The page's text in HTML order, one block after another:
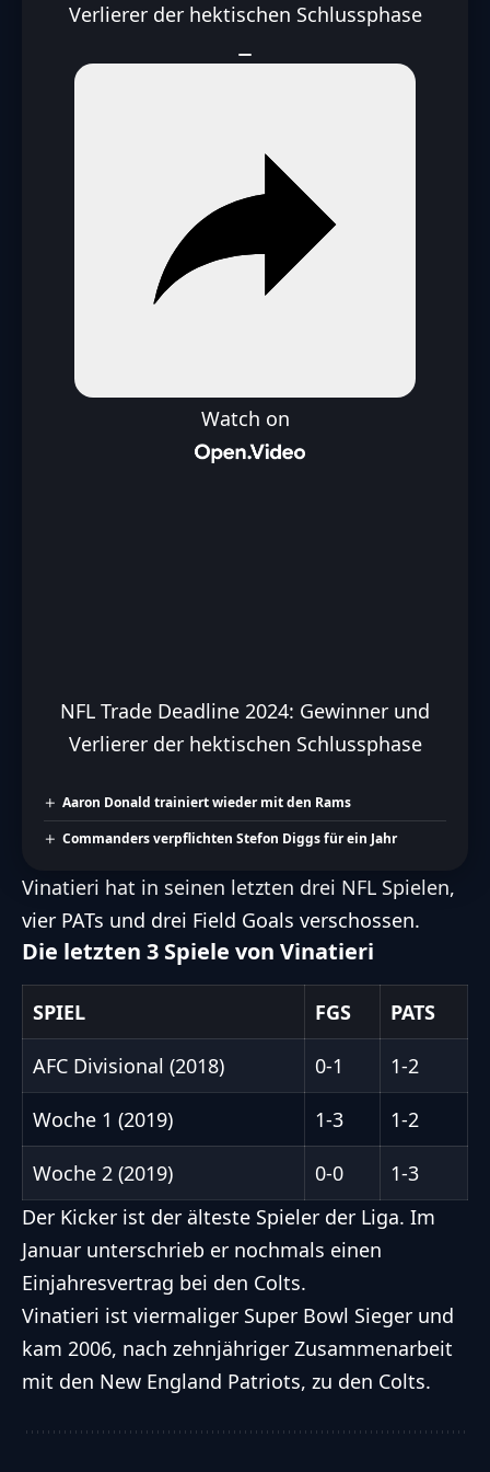
Verlierer der hektischen Schlussphase
Watch on
NFL Trade Deadline 2024: Gewinner und
Verlierer der hektischen Schlussphase
Aaron Donald trainiert wieder mit den Rams
Commanders verpflichten Stefon Diggs für ein Jahr
Vinatieri hat in seinen letzten drei NFL Spielen,
vier PATs und drei Field Goals verschossen.
Die letzten 3 Spiele von Vinatieri
SPIEL FGS PATS
AFC Divisional (2018) 0-1 1-2
Woche 1 (2019) 1-3 1-2
Woche 2 (2019) 0-0
1-3
Der Kicker ist der älteste Spieler der Liga. Im
Januar unterschrieb er nochmals einen
Einjahresvertrag bei den Colts.
Vinatieri ist viermaliger Super Bowl Sieger und
kam 2006, nach zehnjähriger Zusammenarbeit
mit den New England Patriots, zu den Colts.